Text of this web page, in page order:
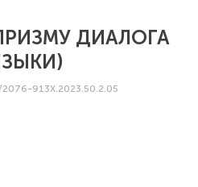
ДИАЛОГА
913X.2023.50.2.05